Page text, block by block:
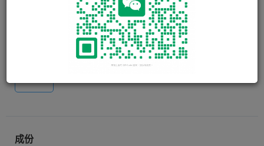
痛速靈 DICLOFEN EMULGEN
成份